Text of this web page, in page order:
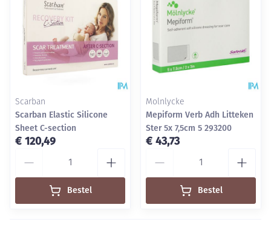
Scarban
Scarban Elastic Silicone
Sheet C-section
€ 120,49
Bestel
Molnlycke
Mepiform Verb Adh Litteken
Ster 5x 7,5cm 5 293200
€ 43,73
Bestel